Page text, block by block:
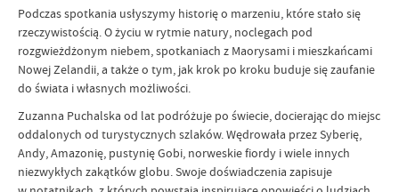
Podczas spotkania usłyszymy historię o marzeniu, które stało się
rzeczywistością. O życiu w rytmie natury, noclegach pod
rozgwieżdżonym niebem, spotkaniach z Maorysami i mieszkańcami
Nowej Zelandii, a także o tym, jak krok po kroku buduje się zaufanie
do świata i własnych możliwości.
Zuzanna Puchalska od lat podróżuje po świecie, docierając do miejsc
oddalonych od turystycznych szlaków. Wędrowała przez Syberię,
Andy, Amazonię, pustynię Gobi, norweskie fiordy i wiele innych
niezwykłych zakątków globu. Swoje doświadczenia zapisuje